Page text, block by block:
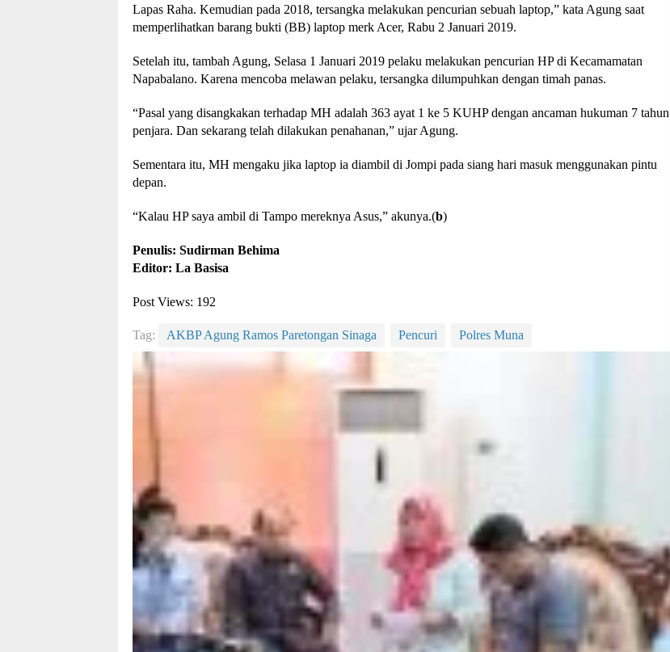
Lapas Raha. Kemudian pada 2018, tersangka melakukan pencurian sebuah laptop,” kata Agung saat
memperlihatkan barang bukti (BB) laptop merk Acer, Rabu 2 Januari 2019.
Setelah itu, tambah Agung, Selasa 1 Januari 2019 pelaku melakukan pencurian HP di Kecamamatan
Napabalano. Karena mencoba melawan pelaku, tersangka dilumpuhkan dengan timah panas.
“Pasal yang disangkakan terhadap MH adalah 363 ayat 1 ke 5 KUHP dengan ancaman hukuman 7 tahun
penjara. Dan sekarang telah dilakukan penahanan,” ujar Agung.
Sementara itu, MH mengaku jika laptop ia diambil di Jompi pada siang hari masuk menggunakan pintu
depan.
“Kalau HP saya ambil di Tampo mereknya Asus,” akunya.(b)
Penulis: Sudirman Behima
Editor: La Basisa
Post Views: 192
Tag: AKBP Agung Ramos Paretongan Sinaga Pencuri Polres Muna